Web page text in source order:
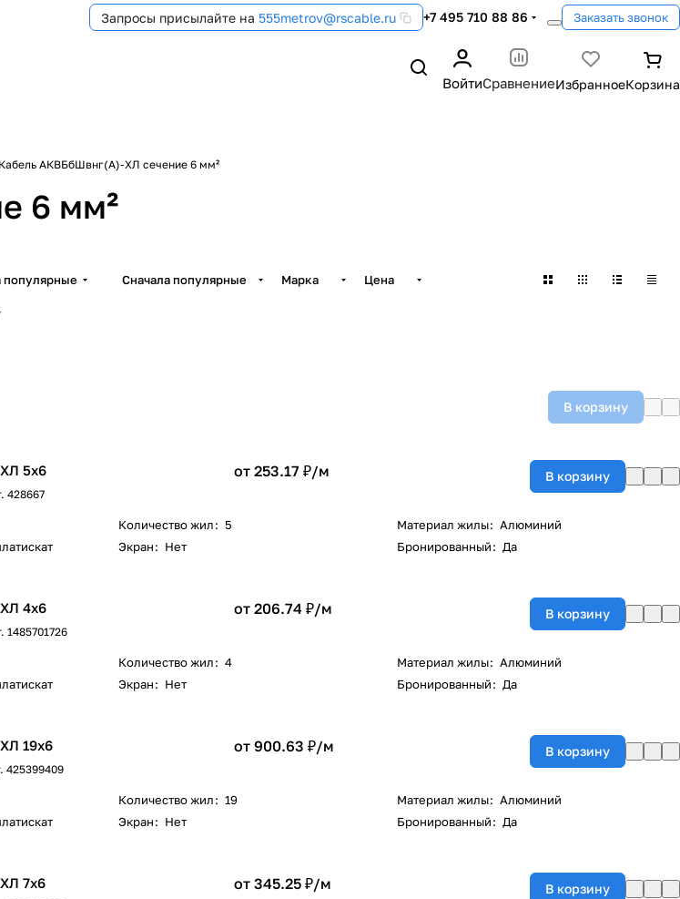
Запросы присылайте на 555metrov@rscable.ru +7 495 710 88 86 Заказать звонок
ВойтиСравнение
Кабель АКВБбШвнг(А)-ХЛ сечение 6 мм²
6 мм²
популярные Сначала популярные Марка Цена
В корзину
5х6
428667
от 253.17 ₽/м В корзину
Количество жил: 5 Материал жилы: Алюминий
Экран: Нет Бронированный: Да
4х6
1485701726
от 206.74 ₽/м В корзину
Количество жил: 4 Материал жилы: Алюминий
Экран: Нет Бронированный: Да
19х6
425399409
от 900.63 ₽/м В корзину
Количество жил: 19 Материал жилы: Алюминий
Экран: Нет Бронированный: Да
7х6 от 345.25 ₽/м В корзину